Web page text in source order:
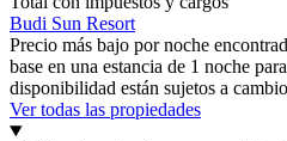
Budi Sun Resort
Precio más bajo por noche
base en una estancia de 1 noche
disponibilidad están sujetos a
Ver todas las propiedades